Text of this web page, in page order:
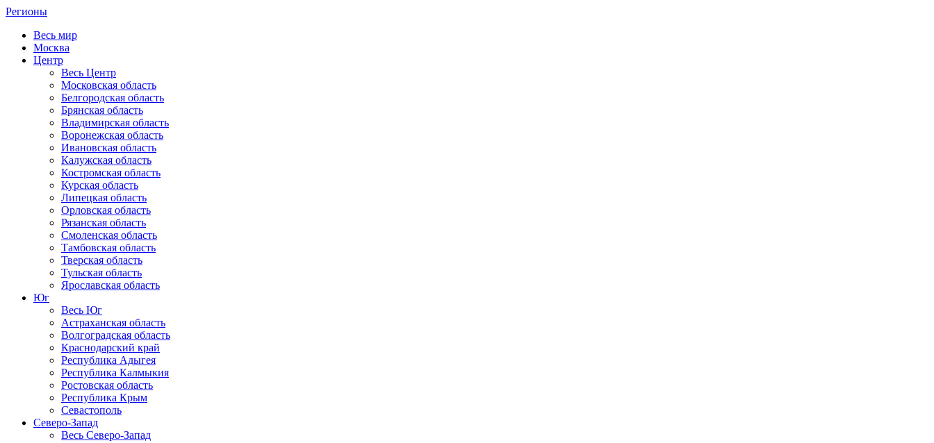
Регионы
Весь мир
Москва
Центр
Весь Центр
Московская область
Белгородская область
Брянская область
Владимирская область
Воронежская область
Ивановская область
Калужская область
Костромская область
Курская область
Липецкая область
Орловская область
Рязанская область
Смоленская область
Тамбовская область
Тверская область
Тульская область
Ярославская область
Юг
Весь Юг
Астраханская область
Волгоградская область
Краснодарский край
Республика Адыгея
Республика Калмыкия
Ростовская область
Республика Крым
Севастополь
Северо-Запад
Весь Северо-Запад